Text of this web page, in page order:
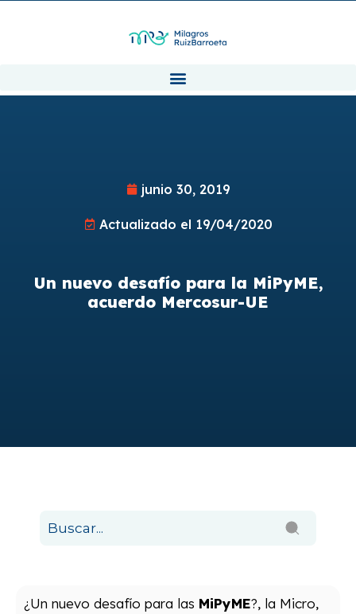
junio 30, 2019
Actualizado el 19/04/2020
Un nuevo desafío para la MiPyME,
acuerdo Mercosur-UE
¿Un nuevo desafío para las MiPyME?, la Micro,